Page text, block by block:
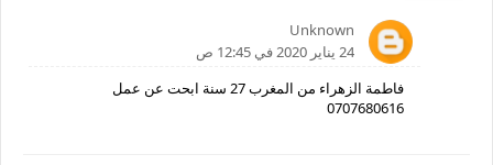
Unknown
24 يناير 2020 في 12:45 ص
فاطمة الزهراء من المغرب 27 سنة ابحت عن عمل
0707680616